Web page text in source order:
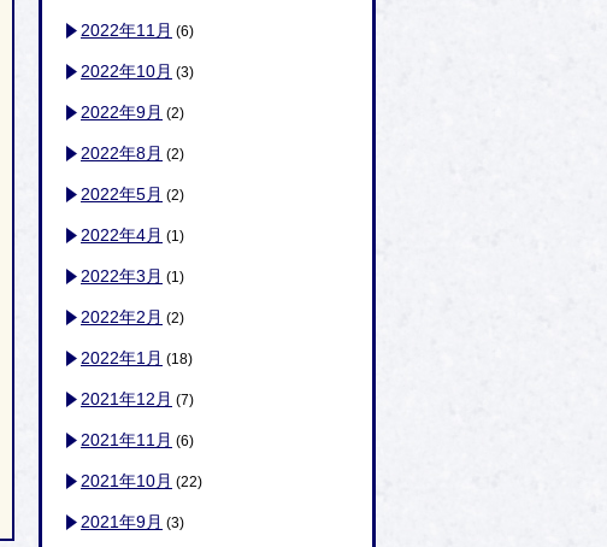
2022年11月 (6)
2022年10月 (3)
2022年9月 (2)
2022年8月 (2)
2022年5月 (2)
2022年4月 (1)
2022年3月 (1)
2022年2月 (2)
2022年1月 (18)
2021年12月 (7)
2021年11月 (6)
2021年10月 (22)
2021年9月 (3)